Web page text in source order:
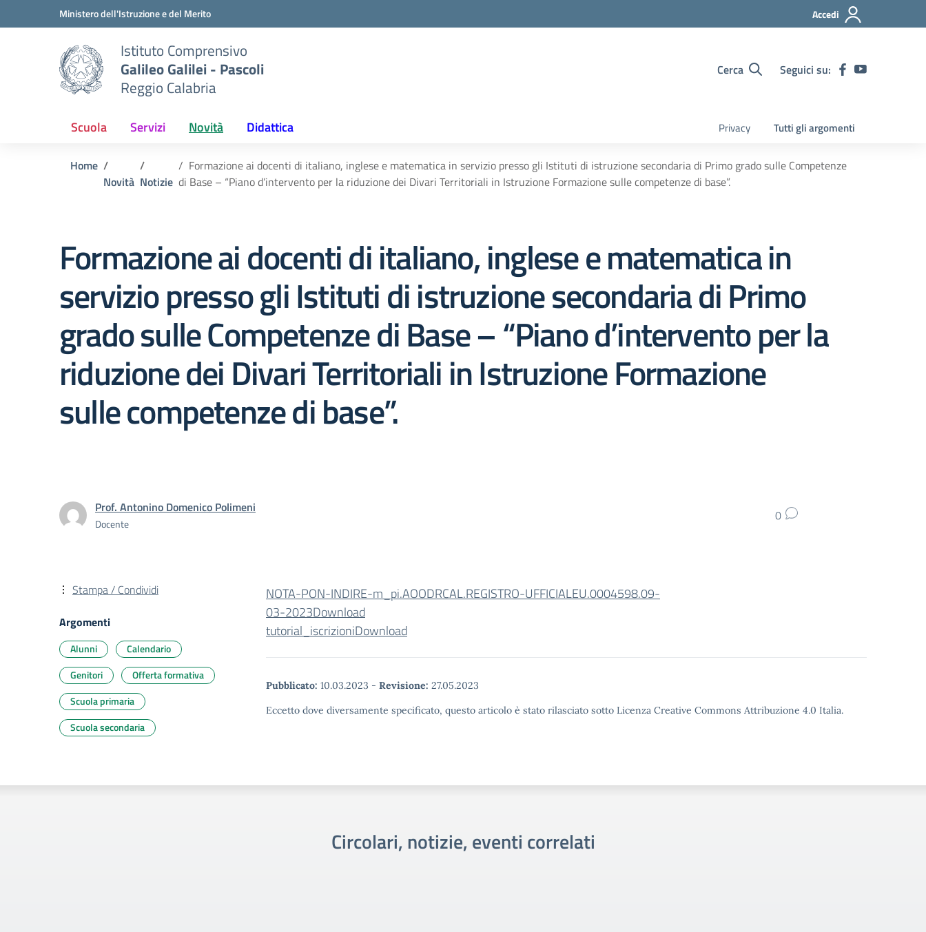
Vai ai contenuti
Vai al menu di navigazioneMinistero dell'Istruzione e del Merito Accedi
Istituto Comprensivo
Galileo Galilei - Pascoli
Reggio Calabria
Cerca Seguici su:
Scuola Servizi Novità Didattica Privacy Tutti gli argomenti
Home
Novità Notizie
Formazione ai docenti di italiano, inglese e matematica in servizio presso gli Istituti di istruzione secondaria di Primo grado sulle Competenze
di Base – “Piano d’intervento per la riduzione dei Divari Territoriali in Istruzione Formazione sulle competenze di base”.
Formazione ai docenti di italiano, inglese e matematica in
servizio presso gli Istituti di istruzione secondaria di Primo
grado sulle Competenze di Base – “Piano d’intervento per la
riduzione dei Divari Territoriali in Istruzione Formazione
sulle competenze di base”.
Prof. Antonino Domenico Polimeni
Docente 0
NOTA-PON-INDIRE-m_pi.AOODRCAL.REGISTRO-UFFICIALEU.0004598.09-
03-2023Download
tutorial_iscrizioniDownload
Pubblicato: 10.03.2023 - Revisione: 27.05.2023
Eccetto dove diversamente specificato, questo articolo è stato rilasciato sotto Licenza Creative Commons Attribuzione 4.0 Italia.
Stampa / Condividi
Argomenti
Alunni
Calendario
Genitori
Offerta formativa
Scuola primaria
Scuola secondaria
Circolari, notizie, eventi correlati